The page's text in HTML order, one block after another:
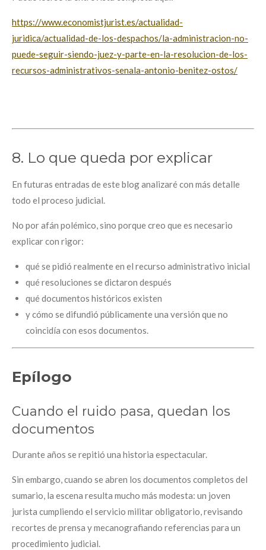
https://www.economistjurist.es/actualidad-
juridica/actualidad-de-los-despachos/la-administracion-no-
puede-seguir-siendo-juez-y-parte-en-la-resolucion-de-los-
recursos-administrativos-senala-antonio-benitez-ostos/
8. Lo que queda por explicar
En futuras entradas de este blog analizaré con más detalle
todo el proceso judicial.
No por afán polémico, sino porque creo que es necesario
explicar con rigor:
qué se pidió realmente en el recurso administrativo inicial
qué resoluciones se dictaron después
qué documentos históricos existen
y cómo se difundió públicamente una versión que no
coincidía con esos documentos.
Epílogo
Cuando el ruido pasa, quedan los
documentos
Durante años se repitió una historia espectacular.
Sin embargo, cuando se abren los documentos completos del
sumario, la escena resulta mucho más modesta: un joven
jurista cumpliendo el servicio militar obligatorio, revisando
recortes de prensa y mecanografiando referencias para un
procedimiento judicial.